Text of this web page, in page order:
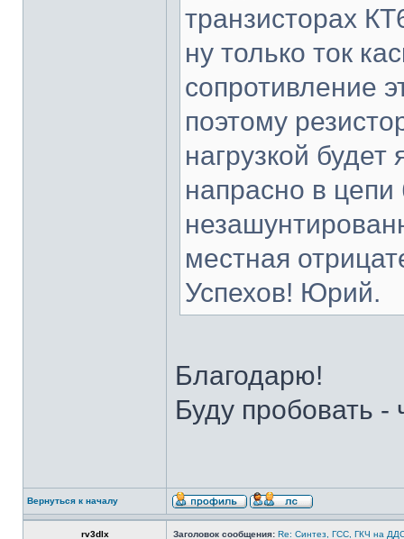
транзисторах
ну только ток
сопротивление
поэтому
нагрузкой будет
напрасно в цепи
местная
Успехов! Юрий.
Благодарю!
Буду пробовать -
Вернуться к началу
rv3dlx Заголовок сообщения: Re: Синтез, ГСС, ГКЧ на